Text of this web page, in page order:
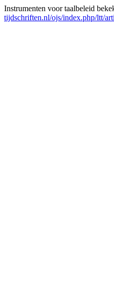
Instrumenten voor taalbeleid
tijdschriften.nl/ojs/index.php/ltt/